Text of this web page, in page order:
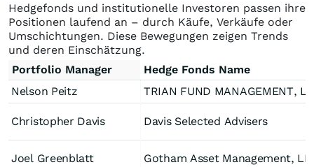
Hedgefonds und institutionelle Investoren passen ihre
Positionen laufend an – durch Käufe, Verkäufe oder
Umschichtungen. Diese Bewegungen zeigen Trends
und deren Einschätzung.
Portfolio Manager
Hedge Fonds Name
Nelson Peitz
Christopher Davis Davis Selected Advisers
Joel Greenblatt Gotham Asset Management,